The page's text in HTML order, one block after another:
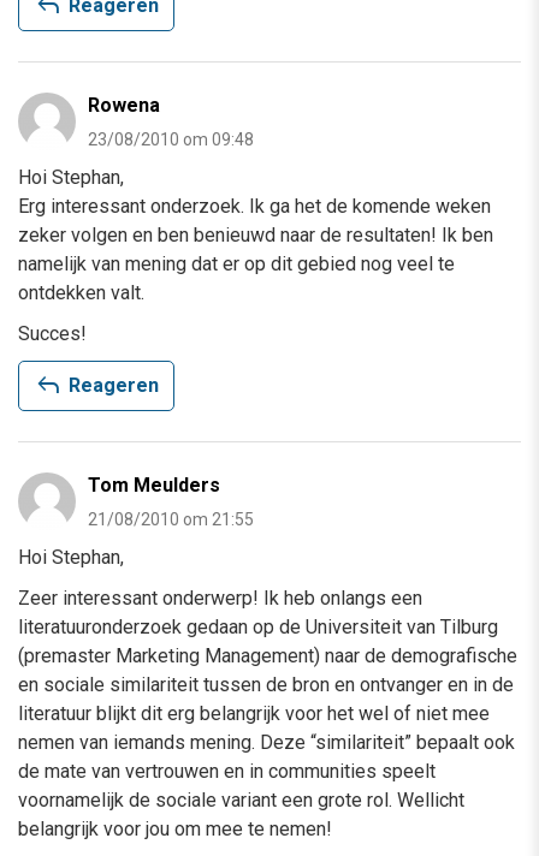
Reageren
Rowena
23/08/2010 om 09:48
Hoi Stephan,
Erg interessant onderzoek. Ik ga het de komende weken
zeker volgen en ben benieuwd naar de resultaten! Ik ben
namelijk van mening dat er op dit gebied nog veel te
ontdekken valt.
Succes!
reply Reageren
Tom Meulders
21/08/2010 om 21:55
Hoi Stephan,
Zeer interessant onderwerp! Ik heb onlangs een
literatuuronderzoek gedaan op de Universiteit van Tilburg
(premaster Marketing Management) naar de demografische
en sociale similariteit tussen de bron en ontvanger en in de
literatuur blijkt dit erg belangrijk voor het wel of niet mee
nemen van iemands mening. Deze “similariteit” bepaalt ook
de mate van vertrouwen en in communities speelt
voornamelijk de sociale variant een grote rol. Wellicht
belangrijk voor jou om mee te nemen!